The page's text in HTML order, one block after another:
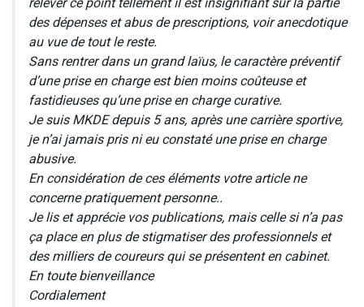
des dépenses et abus de prescriptions, voir anecdotique
au vue de tout le reste.
Sans rentrer dans un grand laïus, le caractère préventif
d’une prise en charge est bien moins coûteuse et
fastidieuses qu’une prise en charge curative.
Je suis MKDE depuis 5 ans, après une carrière sportive,
je n’ai jamais pris ni eu constaté une prise en charge
abusive.
En considération de ces éléments votre article ne
concerne pratiquement personne..
Je lis et apprécie vos publications, mais celle si n’a pas
ça place en plus de stigmatiser des professionnels et
des milliers de coureurs qui se présentent en cabinet.
En toute bienveillance
Cordialement